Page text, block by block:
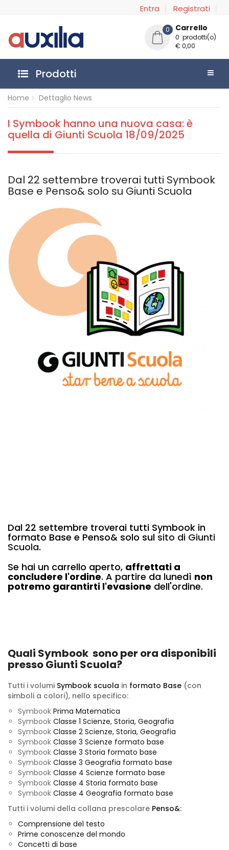
Entra Registrati
0 Carrello
0 prodotti(o)
€ 0,00
Prodotti
Home Dettaglio News
I Symbook hanno una nuova casa: è
quella di Giunti Scuola 18/09/2025
Dal 22 settembre troverai tutti Symbook
Base e Penso& solo su Giunti Scuola
Dal 22 settembre troverai tutti Symbook in
formato Base e Penso& solo sul sito di Giunti
Scuola.
Se hai un carrello aperto, affrettati a
concludere l'ordine. A partire da lunedì non
potremo garantirti l'evasione dell'ordine.
Quali Symbook sono per ora disponibili
presso Giunti Scuola?
Tutti i volumi Symbook scuola in formato Base (con
simboli a colori), nello specifico:
Symbook Prima Matematica
Symbook Classe 1 Scienze, Storia, Geografia
Symbook Classe 2 Scienze, Storia, Geografia
Symbook Classe 3 Scienze formato base
Symbook Classe 3 Storia formato base
Symbook Classe 3 Geografia formato base
Symbook Classe 4 Scienze formato base
Symbook Classe 4 Storia formato base
Symbook Classe 4 Geografia formato base
Tutti i volumi della collana prescolare Penso&:
Comprensione del testo
Prime conoscenze del mondo
Concetti di base